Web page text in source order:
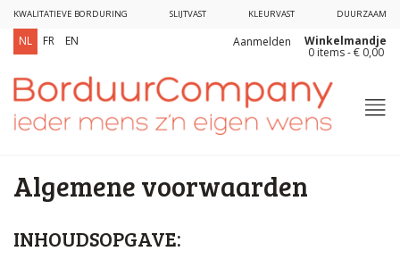
KWALITATIEVE BORDURING SLIJTVAST KLEURVAST DUURZAAM
NL FR EN Aanmelden Winkelmandje
0 items - € 0,00
Algemene voorwaarden
INHOUDSOPGAVE: